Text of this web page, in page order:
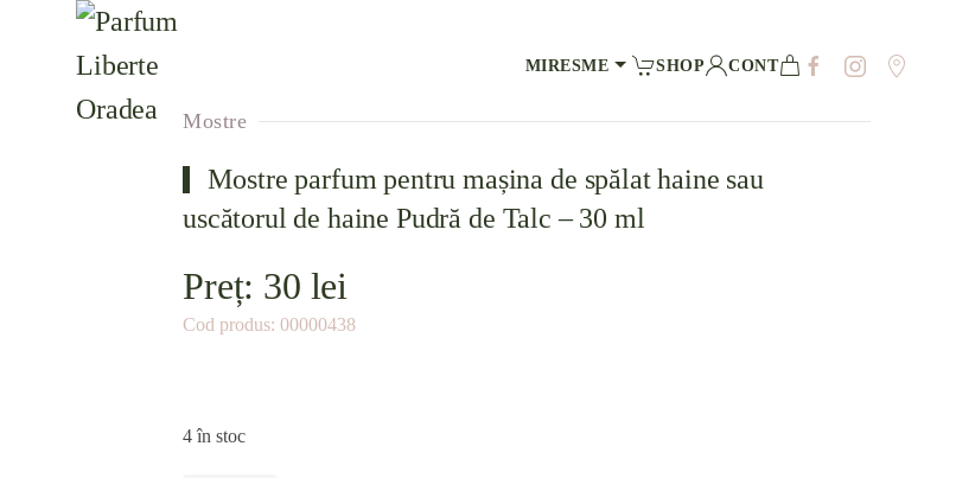
MIRESME SHOP CONT
Mostre
Mostre parfum pentru mașina de spălat haine sau
uscătorul de haine Pudră de Talc – 30 ml
Preț: 30 lei
Cod produs: 00000438
4 în stoc